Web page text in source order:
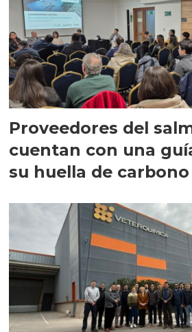
Proveedores del
cuentan con una
su huella de carbono